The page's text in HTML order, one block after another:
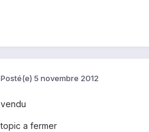
Posté(e) 5 novembre 2012
vendu
topic a fermer